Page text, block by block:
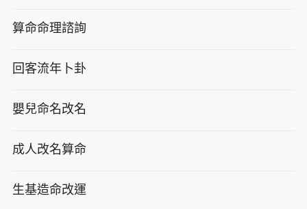
算命命理諮詢
回客流年卜卦
嬰兒命名改名
成人改名算命
生基造命改運